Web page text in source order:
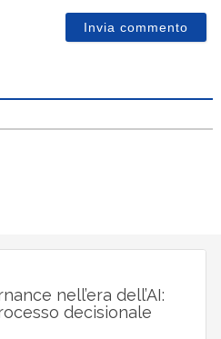
nell’era dell’AI:
decisionale